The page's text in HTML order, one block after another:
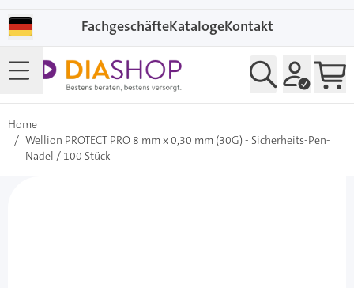
FachgeschäfteKatalogeKontakt
Home
/ Wellion PROTECT PRO 8 mm x 0,30 mm (30G) - Sicherheits-Pen-
Nadel / 100 Stück